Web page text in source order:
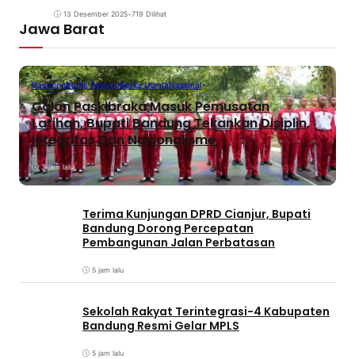
13 Desember 2025•719 Dilihat
Jawa Barat
BandungBerita TerbaruBerita UtamaNasional
Calon Paskibraka Masuk Pemusatan
Latihan, Bupati Bandung Tekankan Disiplin,
Integritas Dan Nasionalisme
3 jam lalu
Terima Kunjungan DPRD Cianjur, Bupati
Bandung Dorong Percepatan
Pembangunan Jalan Perbatasan
5 jam lalu
Sekolah Rakyat Terintegrasi-4 Kabupaten
Bandung Resmi Gelar MPLS
5 jam lalu